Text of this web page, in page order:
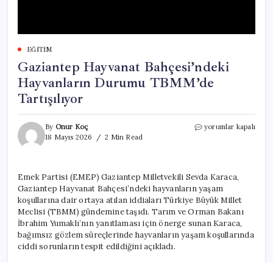
EĞITIM
Gaziantep Hayvanat Bahçesi’ndeki
Hayvanların Durumu TBMM’de
Tartışılıyor
By Onur Koç
18 Mayıs 2026
2 Min Read
Gaziantep
TBMM’de
Tartışılıyor
için
yorumlar kapalı
Emek Partisi (EMEP) Gaziantep Milletvekili Sevda Karaca,
Gaziantep Hayvanat Bahçesi’ndeki hayvanların yaşam
koşullarına dair ortaya atılan iddiaları Türkiye Büyük Millet
Meclisi (TBMM) gündemine taşıdı. Tarım ve Orman Bakanı
İbrahim Yumaklı’nın yanıtlaması için önerge sunan Karaca,
bağımsız gözlem süreçlerinde hayvanların yaşam koşullarında
ciddi sorunların tespit edildiğini açıkladı.